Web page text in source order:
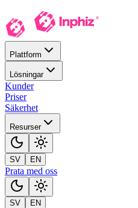
Plattform
Lösningar
Kunder
Priser
Säkerhet
Resurser
SV EN
Prata med oss
SV EN